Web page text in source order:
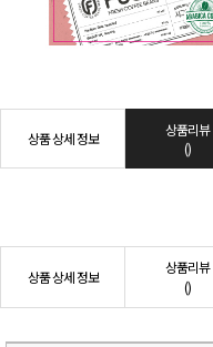
상품 상세 정보
상품리뷰
()
상품 상세 정보
상품리뷰
()